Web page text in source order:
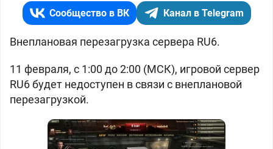
Сообщество в ВК Канал в Telegram
Внеплановая перезагрузка сервера RU6.
11 февраля, с 1:00 до 2:00 (МСК), игровой сервер
RU6 будет недоступен в связи с внеплановой
перезагрузкой.